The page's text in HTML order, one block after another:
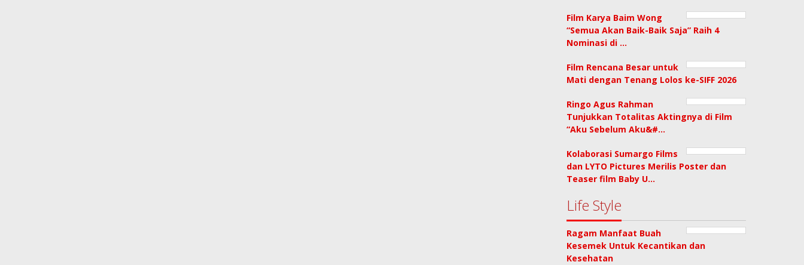
Film Karya Baim Wong
“Semua Akan Baik-Baik Saja” Raih 4
Nominasi di …
Film Rencana Besar untuk
Mati dengan Tenang Lolos ke-SIFF 2026
Ringo Agus Rahman
Tunjukkan Totalitas Aktingnya di Film
“Aku Sebelum Aku&#…
Kolaborasi Sumargo Films
dan LYTO Pictures Merilis Poster dan
Teaser film Baby U…
Life Style
Ragam Manfaat Buah
Kesemek Untuk Kecantikan dan
Kesehatan